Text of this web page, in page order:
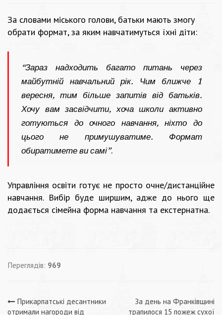
За словами міського голови, батьки мають змогу
обрати формат, за яким навчатимуться їхні діти:
“Зараз надходить багато питань через
майбутній навчальний рік. Чим ближче 1
вересня, тим більше запитів від батьків.
Хочу вам засвідчити, хоча школи активно
готуються до очного навчання, ніхто до
цього не примушуватиме. Формат
обиратимете ви самі”.
Управління освіти готує не просто очне/дистанційне
навчання. Вибір буде ширшим, адже до нього ще
додається сімейна форма навчання та екстернатна.
Переглядів: 969
Навігація
Прикарпатські десантники
отримали нагороди від
За день на Франківщині
трапилося 15 пожеж сухої